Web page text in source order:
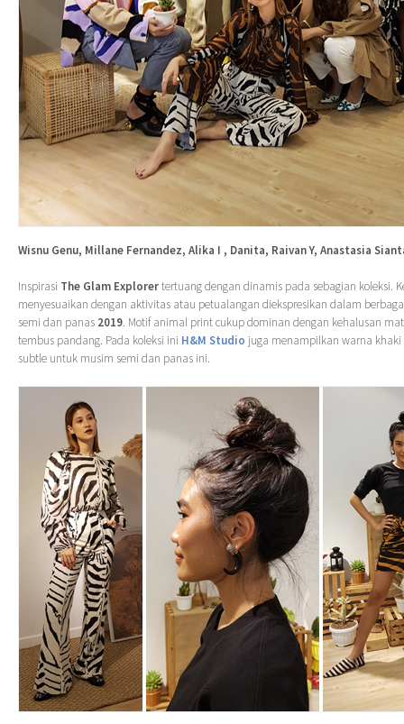
Wisnu Genu, Millane Fernandez, Alika I , Danita, Raivan Y, Anastasia
Inspirasi The Glam Explorertertuang dengan dinamis pada sebagian koleksi.
menyesuaikan dengan aktivitas atau petualangan diekspresikan dalam
semi dan panas 2019. Motif animal print cukup dominan dengan kehalusan
tembus pandang. Pada koleksi ini H&M Studio juga menampilkan warna khaki
subtle untuk musim semi dan panas ini.